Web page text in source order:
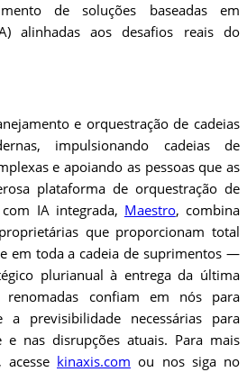
de soluções baseadas em
alinhadas aos desafios reais do
e orquestração de cadeias
impulsionando cadeias de
e apoiando as pessoas que as
plataforma de orquestração de
IA integrada, Maestro, combina
que proporcionam total
em toda a cadeia de suprimentos —
plurianual à entrega da última
renomadas confiam em nós para
previsibilidade necessárias para
e nas disrupções atuais. Para mais
kinaxis.com ou nos siga no